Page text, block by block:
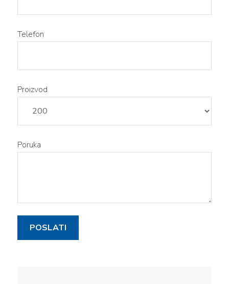
Telefon
Proizvod
Poruka